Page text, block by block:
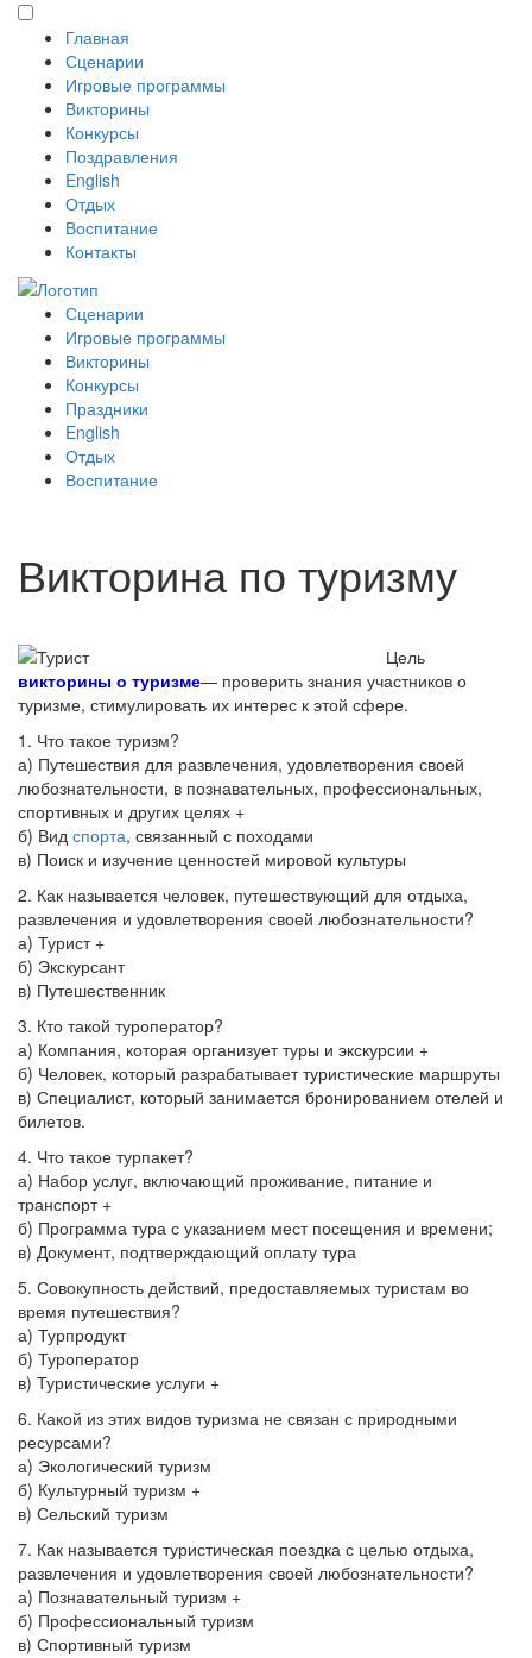
Главная
Сценарии
Игровые программы
Викторины
Конкурсы
Поздравления
English
Отдых
Воспитание
Контакты
Сценарии
Игровые программы
Викторины
Конкурсы
Праздники
English
Отдых
Воспитание
Викторина по туризму
Цель
викторины о туризме— проверить знания участников о
туризме, стимулировать их интерес к этой сфере.
1. Что такое туризм?
а) Путешествия для развлечения, удовлетворения своей
любознательности, в познавательных, профессиональных,
спортивных и других целях +
б) Вид спорта, связанный с походами
в) Поиск и изучение ценностей мировой культуры
2. Как называется человек, путешествующий для отдыха,
развлечения и удовлетворения своей любознательности?
а) Турист +
б) Экскурсант
в) Путешественник
3. Кто такой туроператор?
а) Компания, которая организует туры и экскурсии +
б) Человек, который разрабатывает туристические маршруты
в) Специалист, который занимается бронированием отелей и
билетов.
4. Что такое турпакет?
а) Набор услуг, включающий проживание, питание и
транспорт +
б) Программа тура с указанием мест посещения и времени;
в) Документ, подтверждающий оплату тура
5. Совокупность действий, предоставляемых туристам во
время путешествия?
а) Турпродукт
б) Туроператор
в) Туристические услуги +
6. Какой из этих видов туризма не связан с природными
ресурсами?
а) Экологический туризм
б) Культурный туризм +
в) Сельский туризм
7. Как называется туристическая поездка с целью отдыха,
развлечения и удовлетворения своей любознательности?
а) Познавательный туризм +
б) Профессиональный туризм
в) Спортивный туризм